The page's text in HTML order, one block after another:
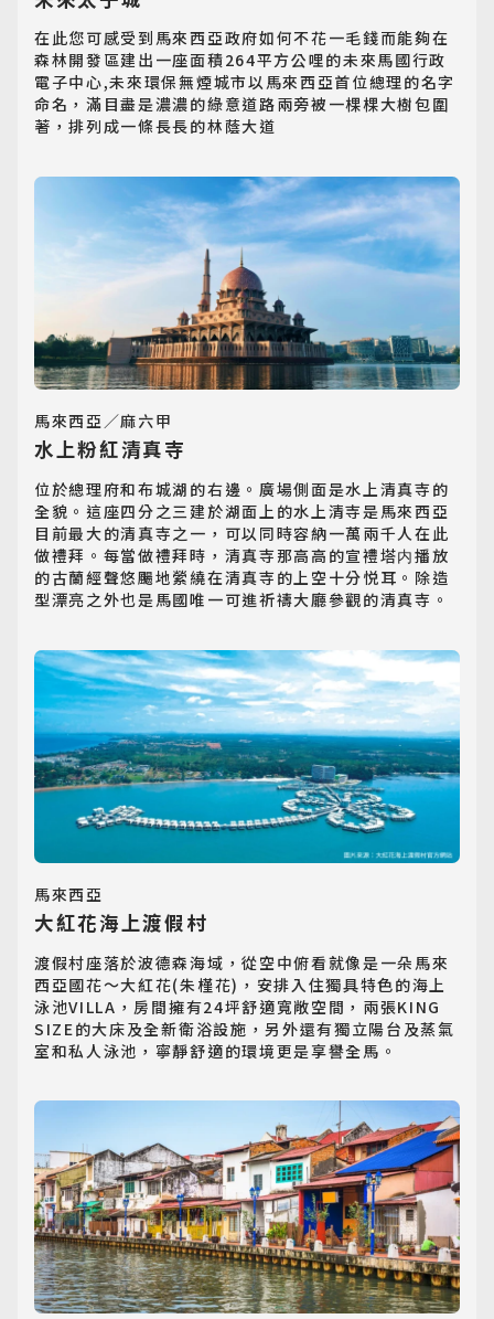
東南亞旅遊
Southeast Asia
歐洲旅遊
Europe
郵輪旅遊
Cruiseship
迷你團(包車)
MiniTour
最新消息
Announcement
客製旅遊
Customized Tour
在此您可感受到馬來西亞政府如何不花一毛錢而能夠在
森林開發區建出一座面積264平方公哩的未來馬國行政
電子中心,未來環保無煙城市以馬來西亞首位總理的名字
命名，滿目盡是濃濃的綠意道路兩旁被一棵棵大樹包圍
著，排列成一條長長的林蔭大道
馬來西亞／麻六甲
水上粉紅清真寺
位於總理府和布城湖的右邊。廣場側面是水上清真寺的
全貌。這座四分之三建於湖面上的水上清寺是馬來西亞
目前最大的清真寺之一，可以同時容納一萬兩千人在此
做禮拜。每當做禮拜時，清真寺那高高的宣禮塔内播放
的古蘭經聲悠颺地縈繞在清真寺的上空十分悦耳。除造
型漂亮之外也是馬國唯一可進祈禱大廳參觀的清真寺。
馬來西亞
大紅花海上渡假村
渡假村座落於波德森海域，從空中俯看就像是一朵馬來
西亞國花～大紅花(朱槿花)，安排入住獨具特色的海上
泳池VILLA，房間擁有24坪舒適寬敞空間，兩張KING
SIZE的大床及全新衛浴設施，另外還有獨立陽台及蒸氣
室和私人泳池，寧靜舒適的環境更是享譽全馬。